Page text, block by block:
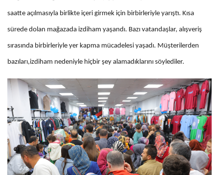
saatte açılmasıyla birlikte içeri girmek için birbirleriyle yarıştı. Kısa
sürede dolan mağazada izdiham yaşandı. Bazı vatandaşlar, alışveriş
sırasında birbirleriyle yer kapma mücadelesi yaşadı. Müşterilerden
bazıları,izdiham nedeniyle hiçbir şey alamadıklarını söylediler.